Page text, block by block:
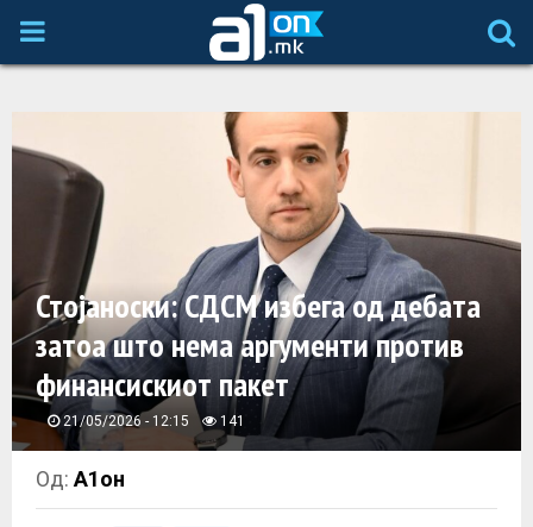
P
I
A
R
Y
M
Стојаноски: СДСМ избега од дебата
затоа што нема аргументи против
финансискиот пакет
21/05/2026 - 12:15 141
Од:А1он